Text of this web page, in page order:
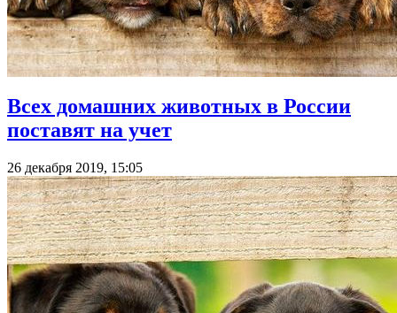
Всех домашних животных в России
поставят на учет
26 декабря 2019, 15:05